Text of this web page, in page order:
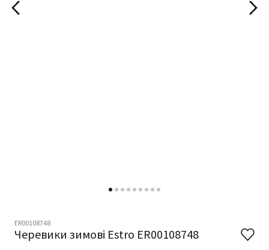
ER00108748
Черевики зимові Estro ER00108748